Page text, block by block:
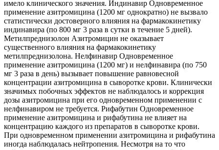
имело клинического значения. Индинавир Одновременное
применение азитромицина (1200 мг однократно) не вызвало
статистически достоверного влияния на фармакокинетику
индинавира (по 800 мг 3 раза в сутки в течение 5 дней).
Метилпреднизолон Азитромицин не оказывает
существенного влияния на фармакокинетику
метилпреднизолона. Нелфинавир Одновременное
применение азитромицина (1200 мг) и нелфинавира (по 750
мг 3 раза в день) вызывает повышение равновесной
концентрации азитромицина в сыворотке крови. Клинически
значимых побочных эффектов не наблюдалось и коррекция
дозы азитромицина при его одновременном применении с
нелфинавиром не требуется. Рифабутин Одновременное
применение азитромицина и рифабутина не влияет на
концентрацию каждого из препаратов в сыворотке крови.
При одновременном применении азитромицина и рифабутина
иногда наблюдалась нейтропения. Несмотря на то что